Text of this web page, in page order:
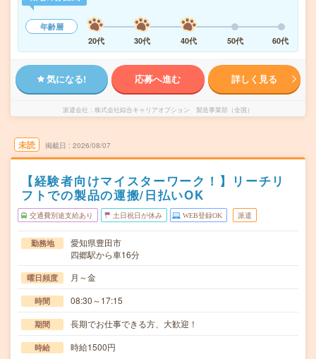
年齢層
20代
30代 40代 50代 60代
気になる! 応募へ進む 詳しく見る
派遣会社 株式会社綜合キャリアオプション 製造事業部（全国）
未読 掲載日 2026/08/07
【経験者向けマイスターワーク！】リーチリ
フトでの製品の運搬/日払いOK
交通費別途支給あり 土日祝日が休み WEB登録OK 派遣
勤務地
愛知県豊田市
四郷駅から車16分
曜日頻度 月～金
時間 08:30～17:15
期間 長期でお仕事できる方、大歓迎！
時給 時給1500円